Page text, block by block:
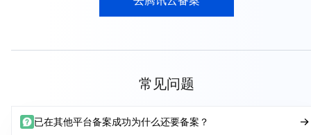
常见问题
已在其他平台备案成功为什么还要备案？